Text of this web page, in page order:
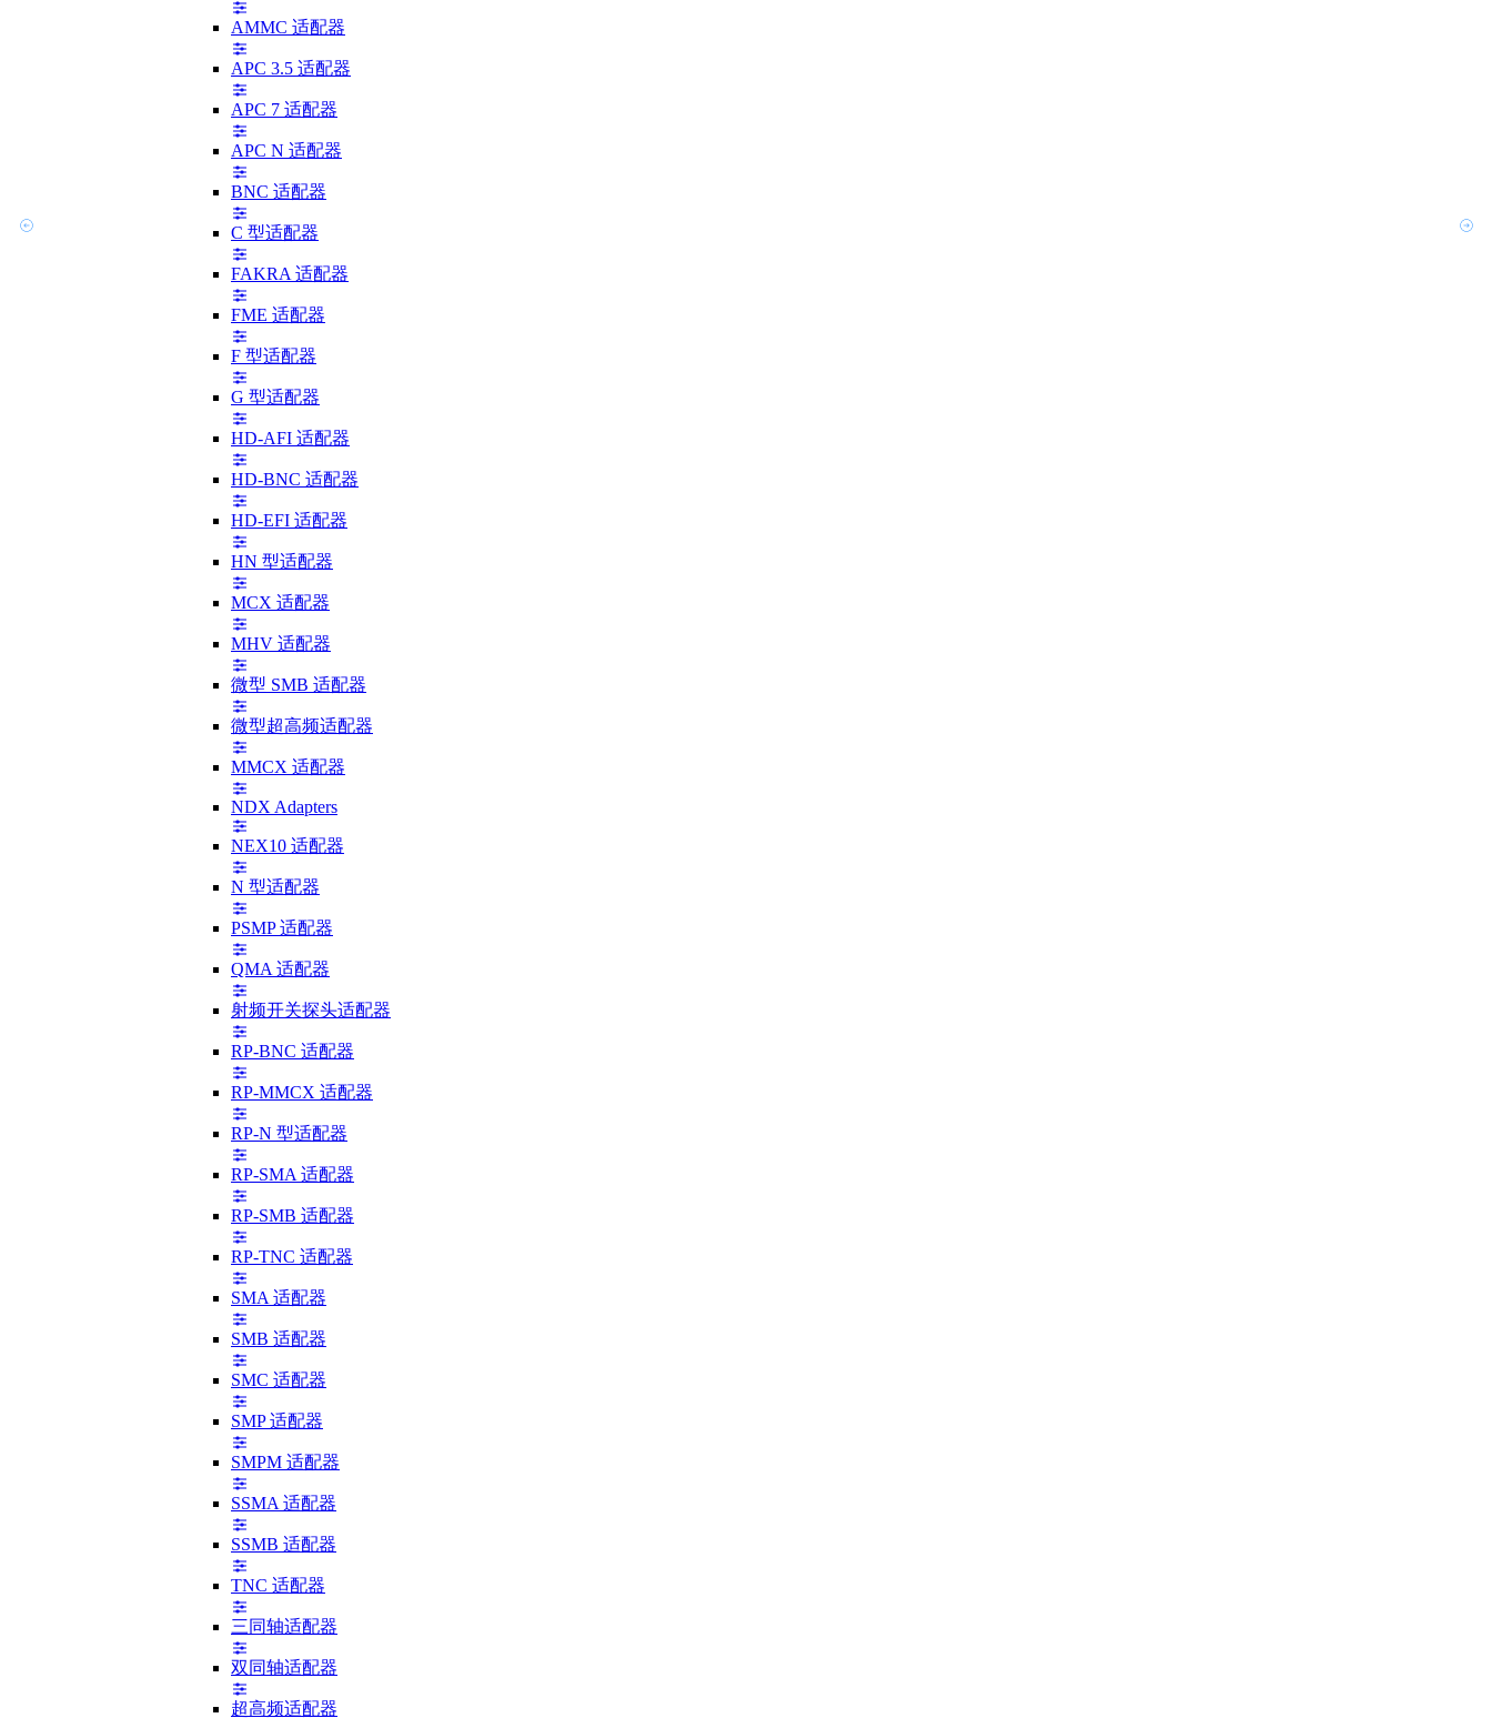
AMMC 适配器
APC 3.5 适配器
APC 7 适配器
APC N 适配器
BNC 适配器
C 型适配器
FAKRA 适配器
FME 适配器
F 型适配器
G 型适配器
HD-AFI 适配器
HD-BNC 适配器
HD-EFI 适配器
HN 型适配器
MCX 适配器
MHV 适配器
微型 SMB 适配器
微型超高频适配器
MMCX 适配器
NDX Adapters
NEX10 适配器
N 型适配器
PSMP 适配器
QMA 适配器
射频开关探头适配器
RP-BNC 适配器
RP-MMCX 适配器
RP-N 型适配器
RP-SMA 适配器
RP-SMB 适配器
RP-TNC 适配器
SMA 适配器
SMB 适配器
SMC 适配器
SMP 适配器
SMPM 适配器
SSMA 适配器
SSMB 适配器
TNC 适配器
三同轴适配器
双同轴适配器
超高频适配器